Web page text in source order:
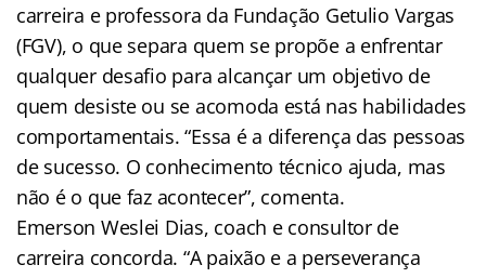
carreira e professora da Fundação Getulio Vargas
(FGV), o que separa quem se propõe a enfrentar
qualquer desafio para alcançar um objetivo de
quem desiste ou se acomoda está nas habilidades
comportamentais. “Essa é a diferença das pessoas
de sucesso. O conhecimento técnico ajuda, mas
não é o que faz acontecer”, comenta.
Emerson Weslei Dias, coach e consultor de
carreira concorda. “A paixão e a perseverança